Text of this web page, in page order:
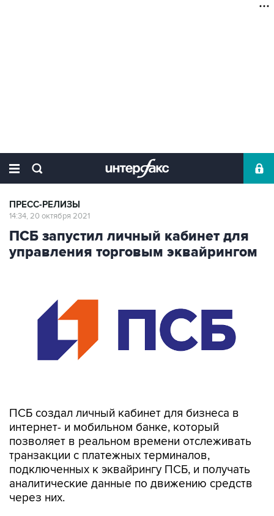
ПРЕСС-РЕЛИЗЫ
14:34, 20 октября 2021
ПСБ запустил личный кабинет для
управления торговым эквайрингом
ПСБ создал личный кабинет для бизнеса в
интернет- и мобильном банке, который
позволяет в реальном времени отслеживать
транзакции с платежных терминалов,
подключенных к эквайрингу ПСБ, и получать
аналитические данные по движению средств
через них.